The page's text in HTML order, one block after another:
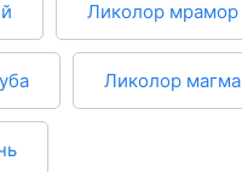
Ликолор мрамор
Ликолор магма